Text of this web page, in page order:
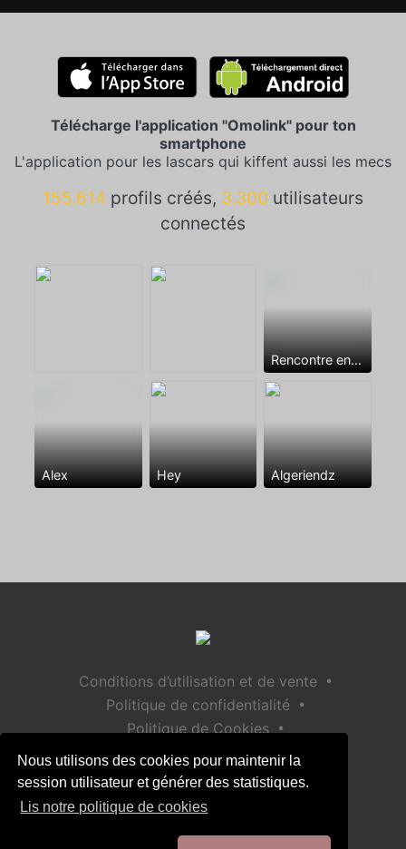
Nous utilisons des cookies pour maintenir la
session utilisateur et générer des statistiques.
Lis notre politique de cookies
Télécharge l'application "Omolink" pour ton
smartphone
L'application pour les lascars qui kiffent aussi les mecs
155.614 profils créés, 3.300 utilisateurs
connectés
Rencontre entre mecs
Alex Hey Algeriendz
Conditions d’utilisation et de vente •
Politique de confidentialité •
Politique de Cookies •
Politique de sécurité des enfants
Aide / Contact